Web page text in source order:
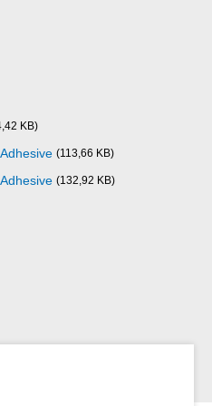
KB)
(113,66 KB)
(132,92 KB)